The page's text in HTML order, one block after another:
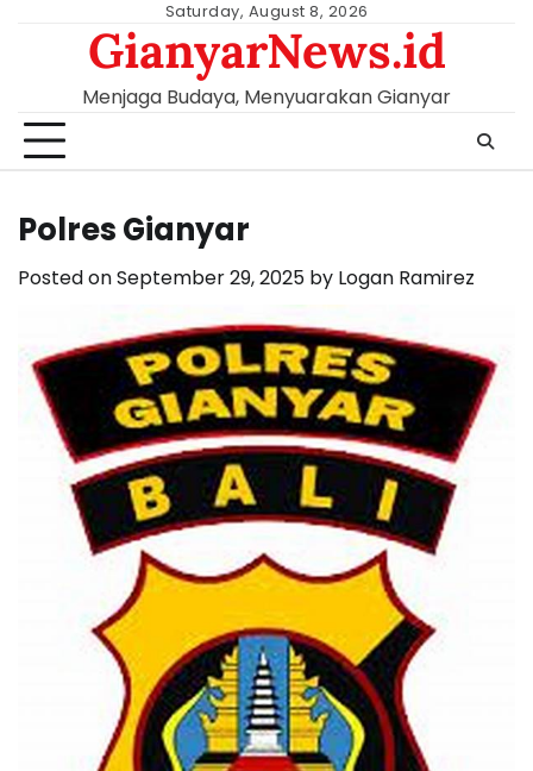
Saturday, August 8, 2026
GianyarNews.id
Menjaga Budaya, Menyuarakan Gianyar
Polres Gianyar
Posted onSeptember 29, 2025 by Logan Ramirez